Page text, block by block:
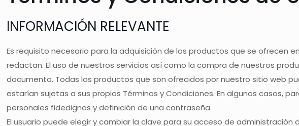
INFORMACIÓN RELEVANTE
Es requisito necesario para la adquisición de los productos que se ofrecen
redactan. El uso de nuestros servicios así como la compra de nuestros
documento. Todas los productos que son ofrecidos por nuestro sitio web
estarían sujetas a sus propios Términos y Condiciones. En algunos casos,
personales fidedignos y definición de una contraseña.
El usuario puede elegir y cambiar la clave para su acceso de